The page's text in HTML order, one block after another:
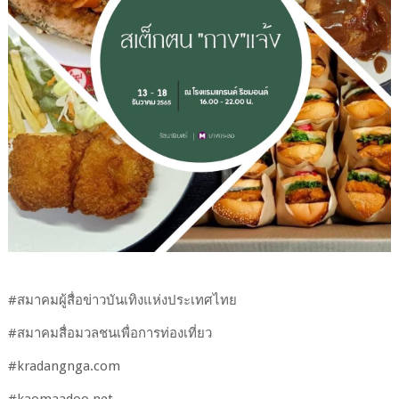
#​สมาคม​ผู้​สื่อข่าว​บันเทิง​แห่ง​ประเทศไทย
#​สมาคม​สื่อมวลชน​เพื่อ​การ​ท่องเที่ยว
#​kradangnga.com